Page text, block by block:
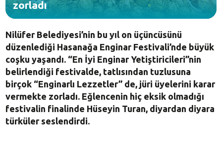
zorladı
Nilüfer Belediyesi’nin bu yıl on üçüncüsünü
düzenlediği Hasanağa Enginar Festivali’nde büyük
coşku yaşandı. “En İyi Enginar Yetiştiricileri”nin
belirlendiği festivalde, tatlısından tuzlusuna
birçok “Enginarlı Lezzetler” de, jüri üyelerini karar
vermekte zorladı. Eğlencenin hiç eksik olmadığı
festivalin finalinde Hüseyin Turan, diyardan diyara
türküler seslendirdi.